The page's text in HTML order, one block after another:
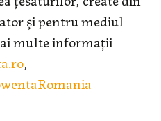
și pentru mediul
multe informații
,